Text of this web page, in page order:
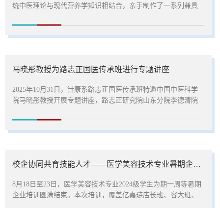
统中医理论与现代营养学知识相结合，亲手制作了一系列兼具
业教师的悉心指导下，同学们深入研究了多种药食同源食材的
营养成分和保健功能，巧妙地将山药、枸杞、红枣、黑芝麻、
多个品种。在制作过程中，...
马晓彤教授为路志正国医传承班进行专题讲座
2025年10月31日，针康系路志正国医传承班特邀中国中医科学
院马晓彤教授开展专题讲座，路志正研究院山东分院李德清院
本次讲座。讲座面向传承班与普通班级学生同步开放，体现了
学校在推动优质教学资源共建共享方面的积极探索。讲座中，
浅出的比喻和示例，系统解读了“...
校企协同共育技能人才——医学美容技术专业暑期企业培训圆满结束
8月18日至23日，医学美容技术专业2024级学生为期一周等暑期
企业培训圆满结束。本次培训，覆盖亿嘉琏店长班、容大班、